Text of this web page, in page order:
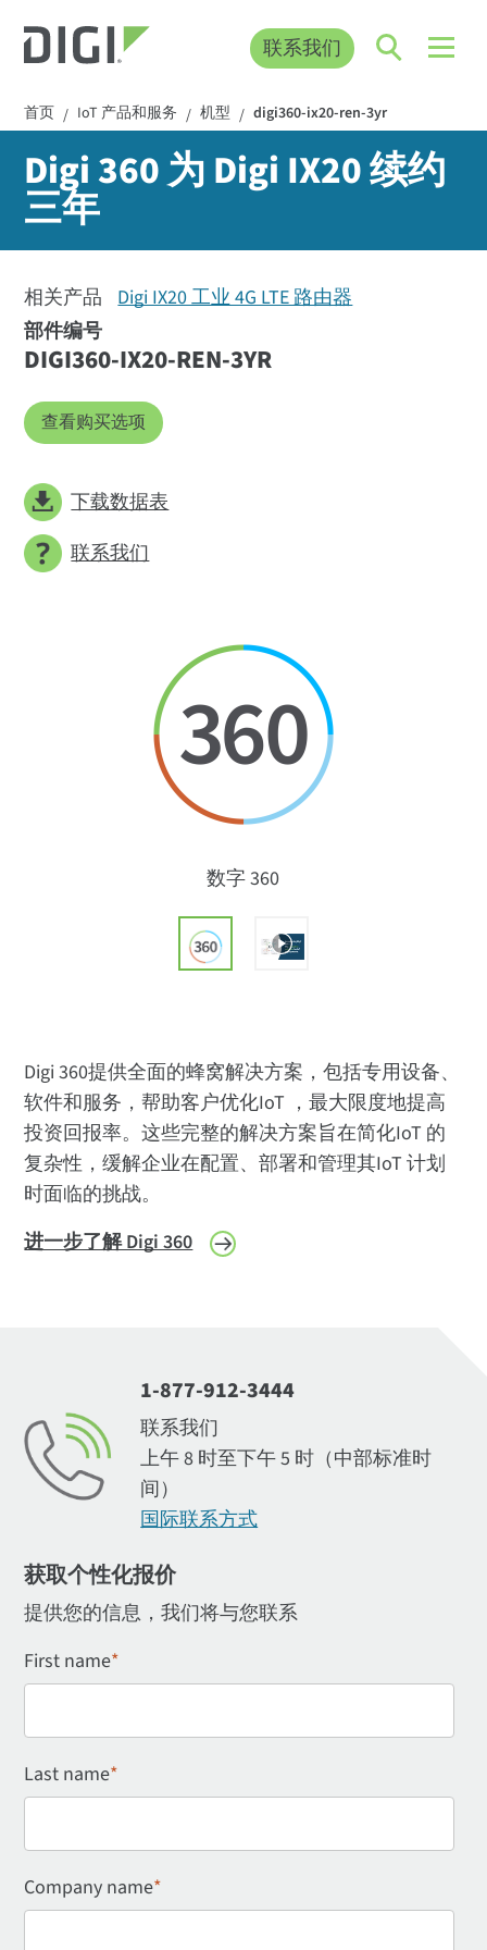
联系我们
首页 / IoT 产品和服务 / 机型 / digi360-ix20-ren-3yr
Digi 360 为 Digi IX20 续约
三年
相关产品 Digi IX20 工业 4G LTE 路由器
数字 360
部件编号
DIGI360-IX20-REN-3YR
查看购买选项
下载数据表
联系我们
Digi 360提供全面的蜂窝解决方案，包括专用设备、
软件和服务，帮助客户优化IoT ，最大限度地提高
投资回报率。这些完整的解决方案旨在简化IoT 的
复杂性，缓解企业在配置、部署和管理其IoT 计划
时面临的挑战。
进一步了解 Digi 360
1-877-912-3444
联系我们
上午 8 时至下午 5 时（中部标准时
间）
国际联系方式
获取个性化报价
提供您的信息，我们将与您联系
First name*
Last name*
Company name*